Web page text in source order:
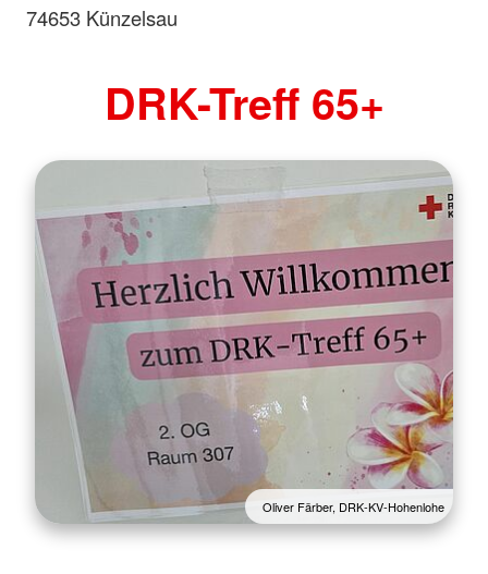
74653 Künzelsau
DRK-Treff 65+
Oliver Färber, DRK-KV-Hohenlohe